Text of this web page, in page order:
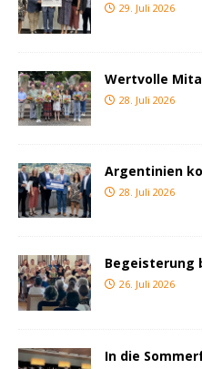
29. Juli 2026
Wertvolle
28. Juli 2026
Argentinien
28. Juli 2026
Begeisterung
26. Juli 2026
In die